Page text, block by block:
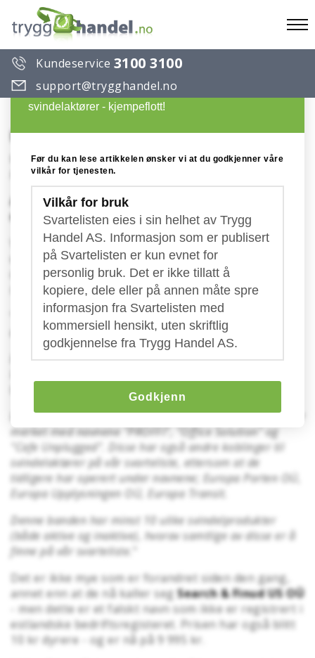
Kundeservice 3100 3100
support@trygghandel.no
ISO / ISO Sertifikat 2019
Konto: GB- Storbritannia
Publisert: 03.08.2017
Advarsel mot falske fakturaer fra Estland
merket med "ISO"
Ved omtrent samme tidspunkt ifjor (2016) la vi opp
en advarsel mot utsendelser av falske fakturaer fra
den Estlandske bedriften Exxa Int. som var markert
med "Iso-sertifikat". Den gang skrev vi følgende:
Utsendelsene er merket med en "Iso-logo", og aktøren
ønsker 9 985 KR for et "ISO Sertifikat 9001".
Bedriften som står bak utsendelsen heter Exxa
til fakturaen skal betaling utføres til en konto der.
Exxa International har tidligere sendt ut falske fakturaer
merket med navnene "PROFFI", "Office Solution" og
"Cafe Unplugged". Disse har også andre koblinger til
svindelaktører på vår svarteliste, ettersom at de
tidligere har operert under navnene; Europa Porten OÜ,
Europa Upplysningen OÜ, Europa Transit.
Denne banden har minst 10 ulike svindelprodukter
(både aktive og inaktive), hvorav samtlige av disse er å
finne på vår svarteliste.
Det er ikke mye som er forandret siden den gang,
annet enn at de nå kaller segSearch & Finud US OÜ
- men dette er et falskt navn som ikke er registrert i
estlandske bedriftsregisteret. Prisen har også blitt
10 kr dyrere - og er nå på 9 995 kr.
Svarteliste over useriøse selskaper og
svindelaktører - kjempeflott!
Før du kan lese artikkelen ønsker vi at du godkjenner våre
vilkår for tjenesten.
Vilkår for bruk
Svartelisten eies i sin helhet av Trygg
Handel AS. Informasjon som er publisert
på Svartelisten er kun evnet for
personlig bruk. Det er ikke tillatt å
kopiere, dele eller på annen måte spre
informasjon fra Svartelisten med
kommersiell hensikt, uten skriftlig
godkjennelse fra Trygg Handel AS.
Godkjenn